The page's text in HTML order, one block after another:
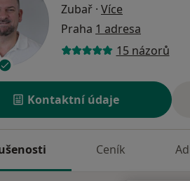
Zubař · Více
Praha 1 adresa
15 názorů
Kontaktní údaje
Ceník